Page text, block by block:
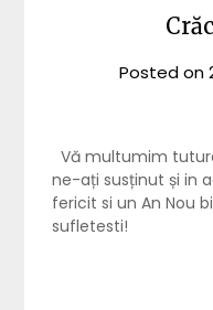
Posted on
Vă multumim
ne-ați susținut și in
fericit si un An Nou
sufletesti!